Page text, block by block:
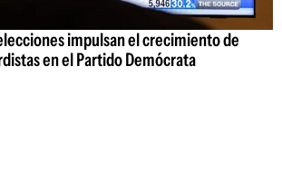
impulsan el crecimiento de
en el Partido Demócrata